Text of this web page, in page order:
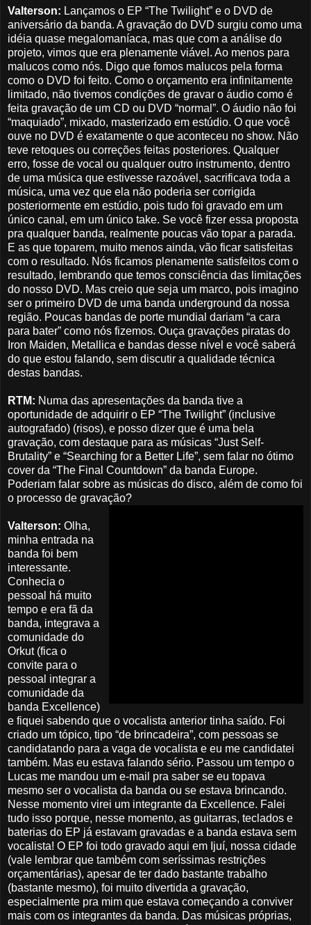
Valterson: Lançamos o EP “The Twilight” e o DVD de
aniversário da banda. A gravação do DVD surgiu como uma
idéia quase megalomaníaca, mas que com a análise do
projeto, vimos que era plenamente viável. Ao menos para
malucos como nós. Digo que fomos malucos pela forma
como o DVD foi feito. Como o orçamento era infinitamente
limitado, não tivemos condições de gravar o áudio como é
feita gravação de um CD ou DVD “normal”. O áudio não foi
“maquiado”, mixado, masterizado em estúdio. O que você
ouve no DVD é exatamente o que aconteceu no show. Não
teve retoques ou correções feitas posteriores. Qualquer
erro, fosse de vocal ou qualquer outro instrumento, dentro
de uma música que estivesse razoável, sacrificava toda a
música, uma vez que ela não poderia ser corrigida
posteriormente em estúdio, pois tudo foi gravado em um
único canal, em um único take. Se você fizer essa proposta
pra qualquer banda, realmente poucas vão topar a parada.
E as que toparem, muito menos ainda, vão ficar satisfeitas
com o resultado. Nós ficamos plenamente satisfeitos com o
resultado, lembrando que temos consciência das limitações
do nosso DVD. Mas creio que seja um marco, pois imagino
ser o primeiro DVD de uma banda underground da nossa
região. Poucas bandas de porte mundial dariam “a cara
para bater” como nós fizemos. Ouça gravações piratas do
Iron Maiden, Metallica e bandas desse nível e você saberá
do que estou falando, sem discutir a qualidade técnica
destas bandas.
RTM: Numa das apresentações da banda tive a
oportunidade de adquirir o EP “The Twilight” (inclusive
autografado) (risos), e posso dizer que é uma bela
gravação, com destaque para as músicas “Just Self-
Brutality” e “Searching for a Better Life”, sem falar no ótimo
cover da “The Final Countdown” da banda Europe.
Poderiam falar sobre as músicas do disco, além de como foi
o processo de gravação?
Valterson: Olha,
minha entrada na
banda foi bem
interessante.
Conhecia o
pessoal há muito
tempo e era fã da
banda, integrava a
comunidade do
Orkut (fica o
convite para o
pessoal integrar a
comunidade da
banda Excellence)
e fiquei sabendo que o vocalista anterior tinha saído. Foi
criado um tópico, tipo “de brincadeira”, com pessoas se
candidatando para a vaga de vocalista e eu me candidatei
também. Mas eu estava falando sério. Passou um tempo o
Lucas me mandou um e-mail pra saber se eu topava
mesmo ser o vocalista da banda ou se estava brincando.
Nesse momento virei um integrante da Excellence. Falei
tudo isso porque, nesse momento, as guitarras, teclados e
baterias do EP já estavam gravadas e a banda estava sem
vocalista! O EP foi todo gravado aqui em Ijuí, nossa cidade
(vale lembrar que também com seríssimas restrições
orçamentárias), apesar de ter dado bastante trabalho
(bastante mesmo), foi muito divertida a gravação,
especialmente pra mim que estava começando a conviver
mais com os integrantes da banda. Das músicas próprias,